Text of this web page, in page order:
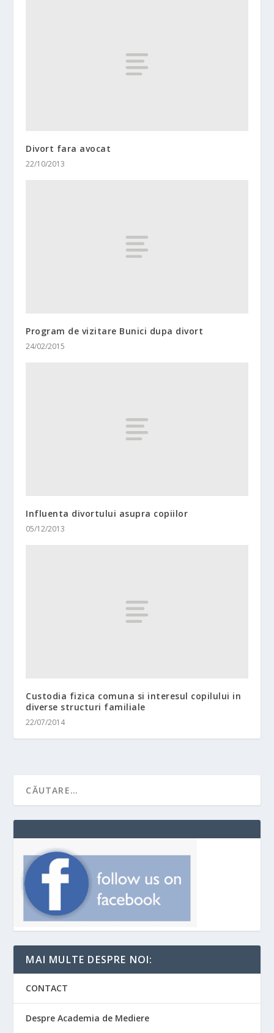
Divort fara avocat
22/10/2013
Program de vizitare Bunici dupa divort
24/02/2015
Influenta divortului asupra copiilor
05/12/2013
Custodia fizica comuna si interesul copilului in
diverse structuri familiale
22/07/2014
MAI MULTE DESPRE NOI:
CONTACT
Despre Academia de Mediere